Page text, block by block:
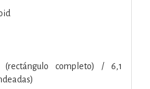
(rectángulo completo) / 6,1